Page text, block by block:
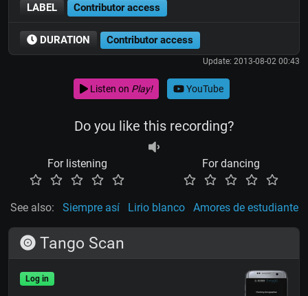
LABEL Contributor access
DURATION Contributor access
Update: 2013-08-02 00:43
Listen on Play! YouTube
Do you like this recording?
For listening For dancing
See also: Siempre así Lirio blanco Amores de estudiante
Tango Scan
Log in